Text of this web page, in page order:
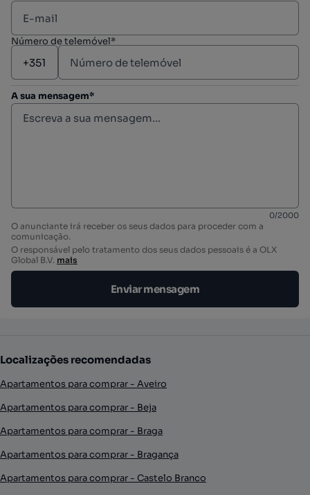
Número de telemóvel*
A sua mensagem*
0/2000
O anunciante irá receber os seus dados para proceder com a
comunicação.
O responsável pelo tratamento dos seus dados pessoais é a OLX
Global B.V. mais
Enviar mensagem
Localizações recomendadas
Apartamentos para comprar - Aveiro
Apartamentos para comprar - Beja
Apartamentos para comprar - Braga
Apartamentos para comprar - Bragança
Apartamentos para comprar - Castelo Branco